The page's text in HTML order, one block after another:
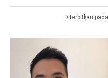
Diterbitkan pada